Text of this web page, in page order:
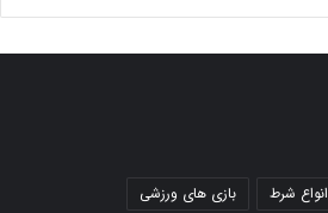
انواع شرط
بازی های ورزشی